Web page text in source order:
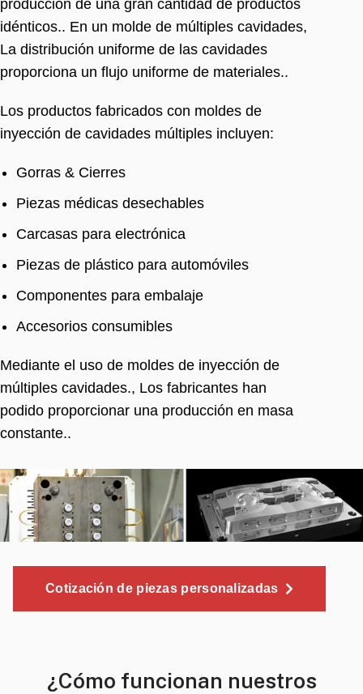
producción de una gran cantidad de productos
idénticos.. En un molde de múltiples cavidades,
La distribución uniforme de las cavidades
proporciona un flujo uniforme de materiales..
Los productos fabricados con moldes de
inyección de cavidades múltiples incluyen:
Gorras & Cierres
Piezas médicas desechables
Carcasas para electrónica
Piezas de plástico para automóviles
Componentes para embalaje
Accesorios consumibles
Mediante el uso de moldes de inyección de
múltiples cavidades., Los fabricantes han
podido proporcionar una producción en masa
constante..
Cotización de piezas personalizadas
¿Cómo funcionan nuestros